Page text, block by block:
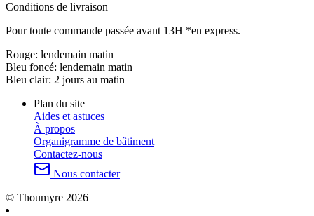
Conditions de livraison
Pour toute commande passée avant 13H *en express.
Rouge: lendemain matin
Bleu foncé: lendemain matin
Bleu clair: 2 jours au matin
Plan du site
Aides et astuces
À propos
Organigramme de bâtiment
Contactez-nous
Nous contacter
© Thoumyre 2026